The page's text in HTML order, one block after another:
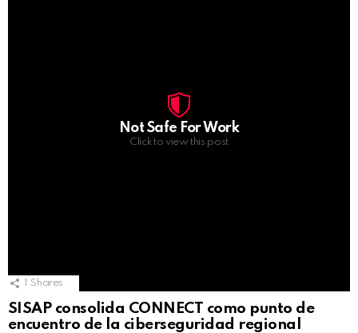
Not Safe For Work
Click to view this post
1 Shares
SISAP consolida CONNECT como punto de
encuentro de la ciberseguridad regional